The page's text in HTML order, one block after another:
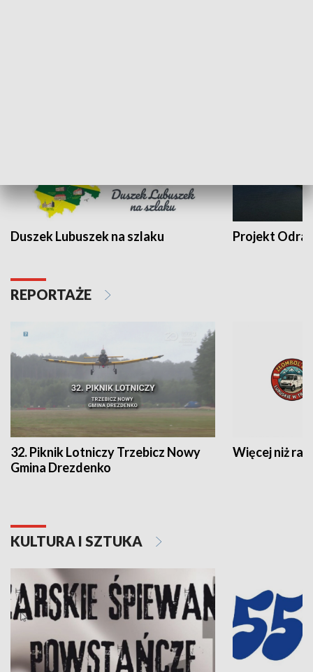
Duszek Lubuszek na szlaku Projekt Odra
REPORTAŻE
32. Piknik Lotniczy Trzebicz Nowy
Gmina Drezdenko
Więcej niż rajd
KULTURA I SZTUKA